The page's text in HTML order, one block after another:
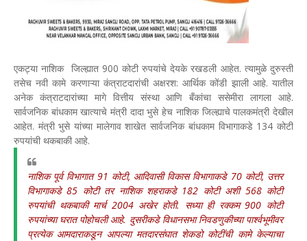
एकट्या नाशिक जिल्ह्यात 900 कोटी रुपयांचे देयके रखडली आहेत. त्यामुळे दुरुस्ती
तसेच नवी कामे करणाऱ्या कंत्राटदारांची अक्षरश: आर्थिक कोंडी झाली आहे. यातील
अनेक कंत्राटदारांच्या मागे वित्तीय संस्था आणि बँकांचा ससेमीरा लागला आहे.
सार्वजनिक बांधकाम खात्याचे मंत्री दादा भुसे हेच नाशिक जिल्ह्याचे पालकमंत्री देखील
आहेत. मंत्री भुसे यांच्या मालेगाव शाखेत सार्वजनिक बांधकाम विभागाकडे 134 कोटी
रुपयांची थकबाकी आहे.
नाशिक पूर्व विभागात 91 कोटी, आदिवासी विकास विभागाकडे 70 कोटी, उत्तर
विभागाकडे 85 कोटी तर नाशिक शहराकडे 182 कोटी अशी 568 कोटी
रुपयांची थकबाकी मार्च 2004 अखेर होती. सध्या ही रक्कम 900 कोटी
रुपयांच्या घरात पोहोचली आहे. दुसरीकडे विधानसभा निवडणुकीच्या पार्श्वभूमीवर
प्रत्येक आमदाराकडून आपल्या मतदारसंघात शेकडो कोटींची कामे केल्याचा